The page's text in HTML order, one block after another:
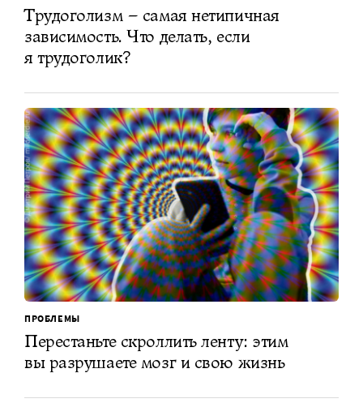
Трудоголизм – самая нетипичная
зависимость. Что делать, если
я трудоголик?
ПРОБЛЕМЫ
Перестаньте скроллить ленту: этим
вы разрушаете мозг и свою жизнь